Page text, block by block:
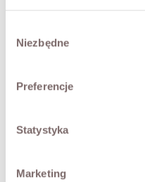
zgody
Niezbędne
Preferencje
Statystyka
Marketing
epaulettes at the
ones alike, for example